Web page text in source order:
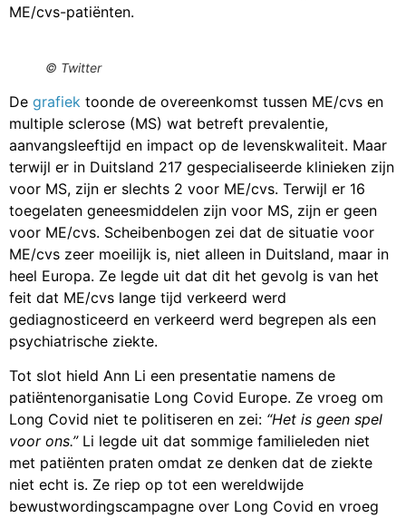
ME/cvs-patiënten.
© Twitter
De grafiek toonde de overeenkomst tussen ME/cvs en
multiple sclerose (MS) wat betreft prevalentie,
aanvangsleeftijd en impact op de levenskwaliteit. Maar
terwijl er in Duitsland 217 gespecialiseerde klinieken zijn
voor MS, zijn er slechts 2 voor ME/cvs. Terwijl er 16
toegelaten geneesmiddelen zijn voor MS, zijn er geen
voor ME/cvs. Scheibenbogen zei dat de situatie voor
ME/cvs zeer moeilijk is, niet alleen in Duitsland, maar in
heel Europa. Ze legde uit dat dit het gevolg is van het
feit dat ME/cvs lange tijd verkeerd werd
gediagnosticeerd en verkeerd werd begrepen als een
psychiatrische ziekte.
Tot slot hield Ann Li een presentatie namens de
patiëntenorganisatie Long Covid Europe. Ze vroeg om
Long Covid niet te politiseren en zei: “Het is geen spel
voor ons.”Li legde uit dat sommige familieleden niet
met patiënten praten omdat ze denken dat de ziekte
niet echt is. Ze riep op tot een wereldwijde
bewustwordingscampagne over Long Covid en vroeg